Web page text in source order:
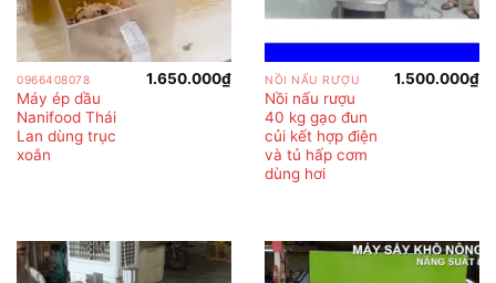
0966408078
Máy ép dầu
Nanifood Thái
Lan dùng trục
xoắn
1.650.000₫ NỒI NẤU RƯỢU
Nồi nấu rượu
40 kg gạo đun
củi kết hợp điện
và tủ hấp cơm
dùng hơi
1.500.000₫